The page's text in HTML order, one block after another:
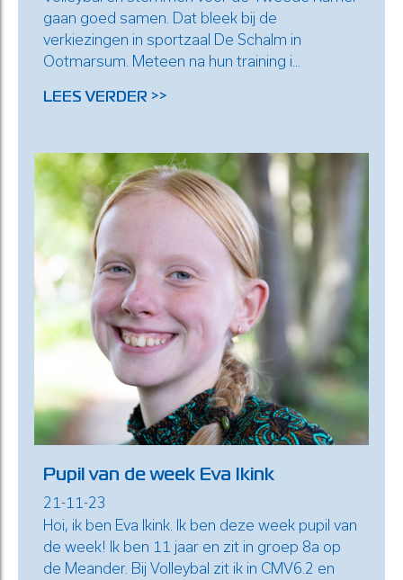
gaan goed samen. Dat bleek bij de
verkiezingen in sportzaal De Schalm in
Ootmarsum. Meteen na hun training i...
LEES VERDER >>
Pupil van de week Eva Ikink
21-11-23
Hoi, ik ben Eva Ikink. Ik ben deze week pupil van
de week! Ik ben 11 jaar en zit in groep 8a op
de Meander. Bij Volleybal zit ik in CMV6.2 en